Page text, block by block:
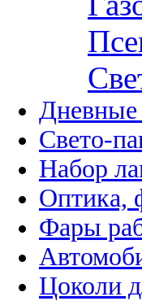
Дневные
Свето-
Набор
Оптика,
Фары
Цоколи